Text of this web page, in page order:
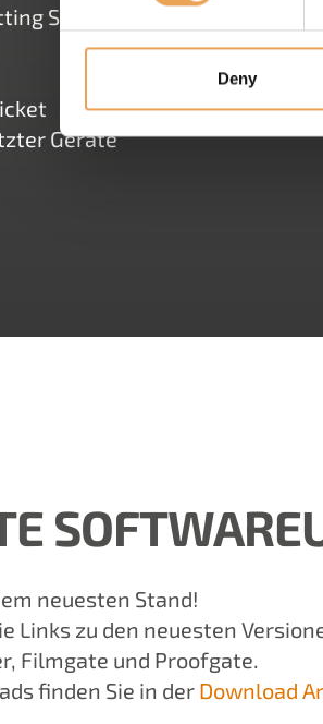
Deny
Started Guides
Geräte
neuesten Stand!
Links zu den neuesten
Filmgate und Proofgate.
finden Sie in der Download